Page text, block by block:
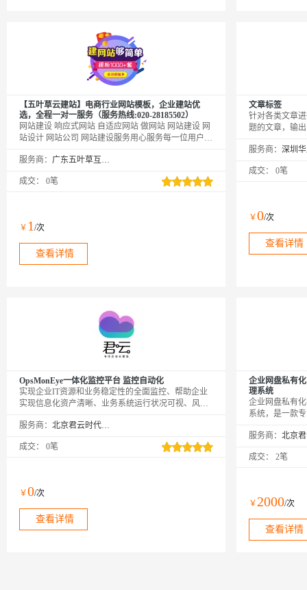
【五叶草云建站】电商行业网站模板，企业建站优
选，全程一对一服务（服务热线:020-28185502）
网站建设 响应式网站 自适应网站 做网站 网站建设 网
站设计 网站公司 网站建设服务用心服务每一位用户|
【https://www.wuyecao.net（复制访问）进入五叶草官
品（如遇问题，联系售后）】【该产品合适各个行
服务商： 广东五叶草互联网科技有限公司
成交： 0笔
￥ 1 /次
查看详情
文章标签
针对各类文章
题的文章，输
景。
服务商：
成交： 0笔
￥0/次
查看详情
OpsMonEye一体化监控平台 监控自动化
实现企业IT资源和业务稳定性的全面监控、帮助企业
实现信息化资产清晰、业务系统运行状况可视、风险
服务商：
北京君云时代科技有限公司
成交： 0笔
￥0/次
查看详情
企业网盘私有
理系统
企业网盘私有
系统，是一款
的视频、图片
服务商：
成交： 2笔
￥2000/次
查看详情